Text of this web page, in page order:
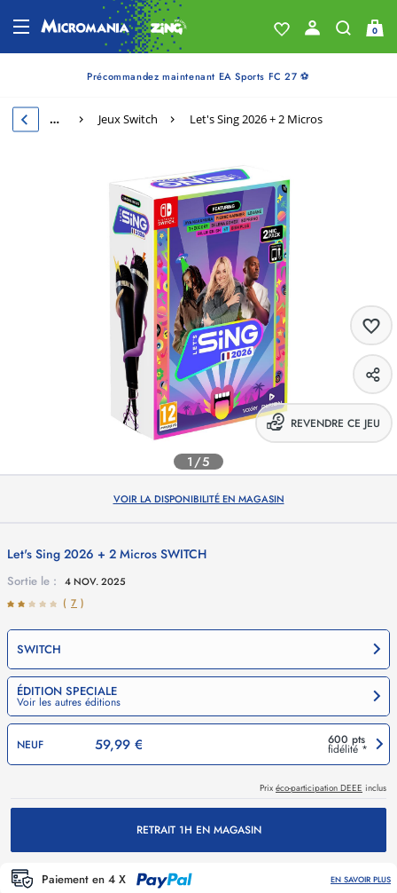
0
Précommandez maintenant EA Sports FC 27 ⚽
… Jeux Switch Let's Sing 2026 + 2 Micros
1/5
REVENDRE CE JEU
VOIR LA DISPONIBILITÉ EN MAGASIN
Let's Sing 2026 + 2 Micros SWITCH
Sortie le :
4 NOV. 2025
( 7 )
ÉDITION SPECIALE
Voir les autres éditions
SWITCH
NEUF 59,99 € 600 pts
fidélité *
Prix éco-participation DEEE inclus
RETRAIT 1H EN MAGASIN
Paiement en 4 X EN SAVOIR PLUS